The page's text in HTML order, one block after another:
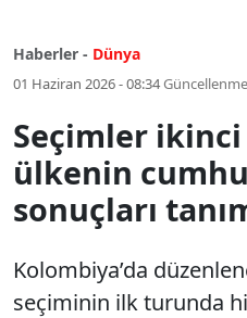
Haberler - Dünya
01 Haziran 2026 - 08:34
Seçimler
ülkenin
sonuçları
Kolombiya’da
seçiminin ilk turunda